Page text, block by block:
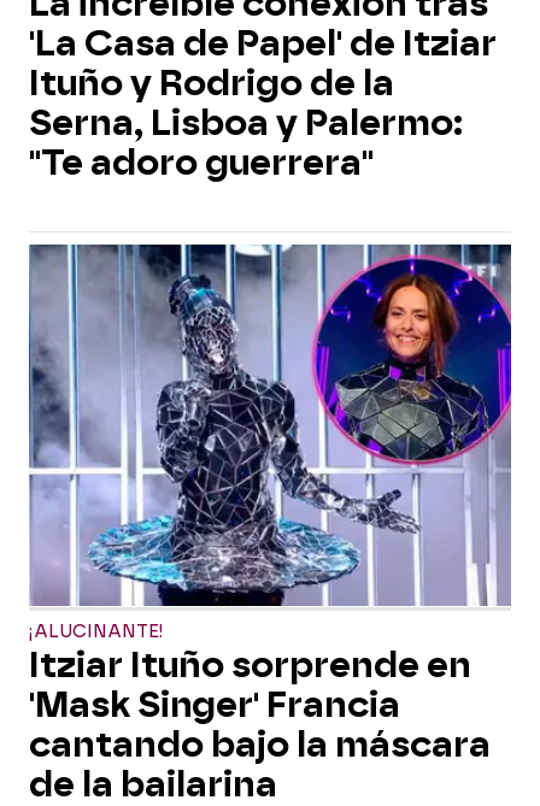
'La Casa de Papel' de Itziar
Ituño y Rodrigo de la
Serna, Lisboa y Palermo:
"Te adoro guerrera"
¡ALUCINANTE!
Itziar Ituño sorprende en
'Mask Singer' Francia
cantando bajo la máscara
de la bailarina